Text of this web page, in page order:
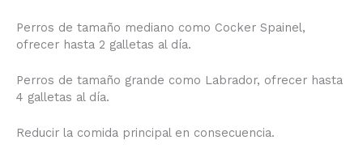
Perros de tamaño mediano como Cocker Spainel,
ofrecer hasta 2 galletas al día.
Perros de tamaño grande como Labrador, ofrecer hasta
4 galletas al día.
Reducir la comida principal en consecuencia.